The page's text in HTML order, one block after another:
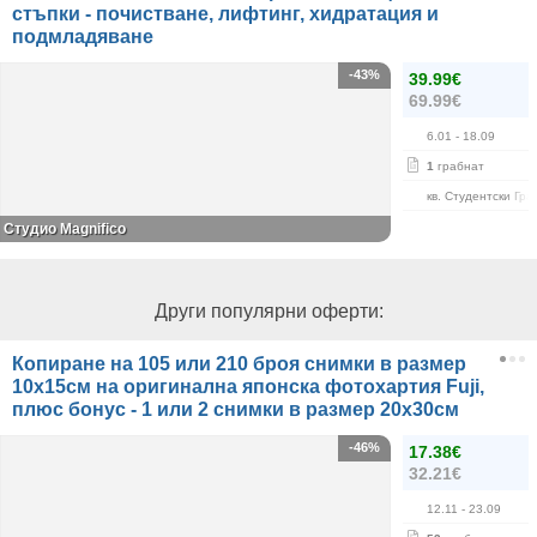
стъпки - почистване, лифтинг, хидратация и
подмладяване
39.99€
69.99€
6.01 - 18.09
1 грабнат
кв. Студентски
-43%
Студио Magnifico
Други популярни оферти:
Копиране на 105 или 210 броя снимки в размер
10х15см на оригинална японска фотохартия Fuji,
плюс бонус - 1 или 2 снимки в размер 20х30см
17.38€
32.21€
12.11 - 23.09
-46%